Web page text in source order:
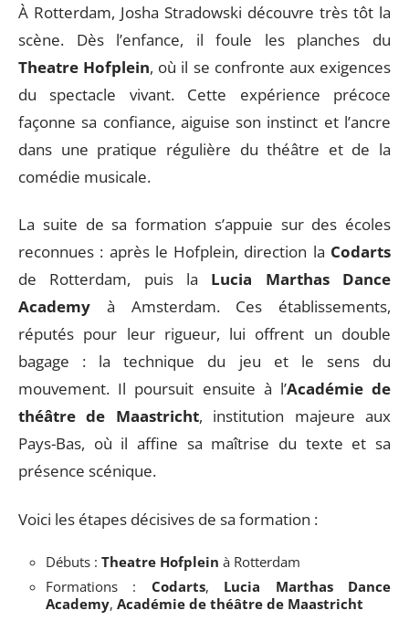
À Rotterdam, Josha Stradowski découvre très tôt la
scène. Dès l’enfance, il foule les planches du
Theatre Hofplein, où il se confronte aux exigences
du spectacle vivant. Cette expérience précoce
façonne sa confiance, aiguise son instinct et l’ancre
dans une pratique régulière du théâtre et de la
comédie musicale.
La suite de sa formation s’appuie sur des écoles
reconnues : après le Hofplein, direction la Codarts
de Rotterdam, puis la Lucia Marthas Dance
Academy à Amsterdam. Ces établissements,
réputés pour leur rigueur, lui offrent un double
bagage : la technique du jeu et le sens du
mouvement. Il poursuit ensuite à l’Académie de
théâtre de Maastricht, institution majeure aux
Pays-Bas, où il affine sa maîtrise du texte et sa
présence scénique.
Voici les étapes décisives de sa formation :
Débuts : Theatre Hofplein à Rotterdam
Formations : Codarts, Lucia Marthas Dance
Academy, Académie de théâtre de Maastricht